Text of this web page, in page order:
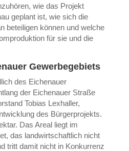
wie das Projekt
geplant ist, wie sich die
beteiligen können und welche
für sie und die
Gewerbegebiets
des Eichenauer
der Eichenauer Straße
Tobias Lexhaller,
des Bürgerprojekts.
Das Areal liegt im
das landwirtschaftlich nicht
tritt damit nicht in Konkurrenz